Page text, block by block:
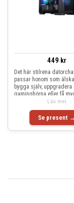
449 kr
Det här stilrena
passar honom som
bygga själv, uppgradera
gaminghörna eller få
Se present →
Läs mer